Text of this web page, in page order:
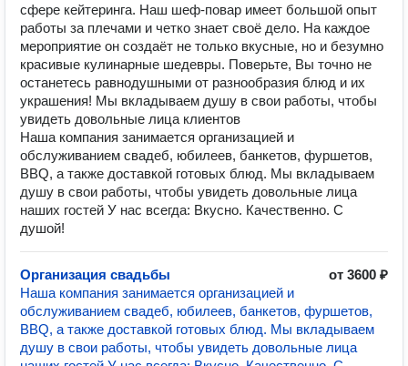
сфере кейтеринга. Наш шеф-повар имеет большой опыт
работы за плечами и четко знает своё дело. На каждое
мероприятие он создаёт не только вкусные, но и безумно
красивые кулинарные шедевры. Поверьте, Вы точно не
останетесь равнодушными от разнообразия блюд и их
украшения! Мы вкладываем душу в свои работы, чтобы
увидеть довольные лица клиентов
Наша компания занимается организацией и
обслуживанием свадеб, юбилеев, банкетов, фуршетов,
BBQ, а также доставкой готовых блюд. Мы вкладываем
душу в свои работы, чтобы увидеть довольные лица
наших гостей У нас всегда: Вкусно. Качественно. С
душой!
Организация свадьбы
от 3600 ₽
Наша компания занимается организацией и
обслуживанием свадеб, юбилеев, банкетов, фуршетов,
BBQ, а также доставкой готовых блюд. Мы вкладываем
душу в свои работы, чтобы увидеть довольные лица